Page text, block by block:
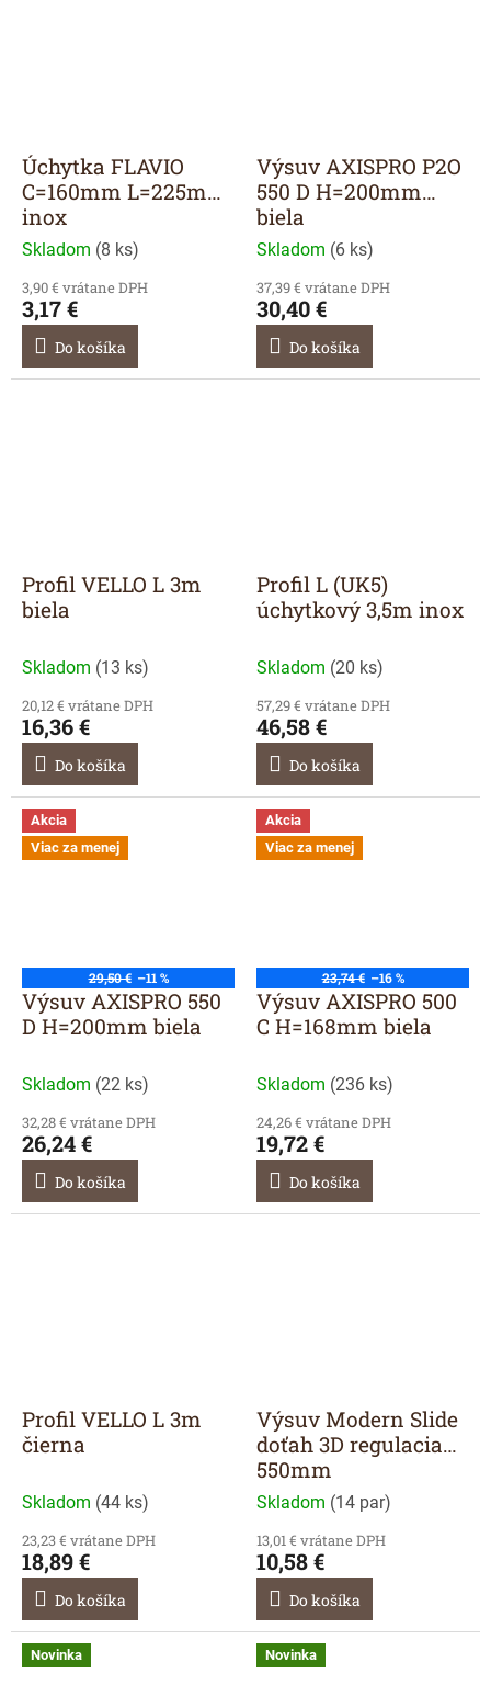
Úchytka FLAVIO
C=160mm L=225mm
inox
Skladom (8 ks)
3,90 € vrátane DPH
3,17 €
Do košíka
Výsuv AXISPRO P2O
550 D H=200mm
biela
Skladom (6 ks)
37,39 € vrátane DPH
30,40 €
Do košíka
Profil VELLO L 3m
biela
Skladom (13 ks)
20,12 € vrátane DPH
16,36 €
Do košíka
Profil L (UK5)
úchytkový 3,5m inox
Skladom (20 ks)
57,29 € vrátane DPH
46,58 €
Do košíka
Akcia
Viac za menej
29,50 € –11 %
Výsuv AXISPRO 550
D H=200mm biela
Skladom (22 ks)
32,28 € vrátane DPH
26,24 €
Do košíka
Akcia
Viac za menej
23,74 € –16 %
Výsuv AXISPRO 500
C H=168mm biela
Skladom (236 ks)
24,26 € vrátane DPH
19,72 €
Do košíka
Profil VELLO L 3m
čierna
Skladom (44 ks)
23,23 € vrátane DPH
18,89 €
Do košíka
Výsuv Modern Slide
doťah 3D regulacia
550mm
Skladom (14 par)
13,01 € vrátane DPH
10,58 €
Do košíka
Novinka Novinka